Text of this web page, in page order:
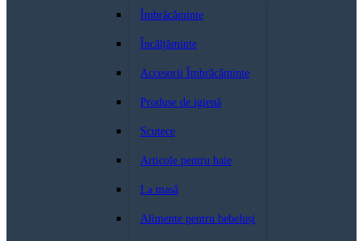
Îmbrăcăminte
Încălțăminte
Accesorii Îmbrăcăminte
Produse de igienă
Scutece
Articole pentru baie
La masă
Alimente pentru bebeluși